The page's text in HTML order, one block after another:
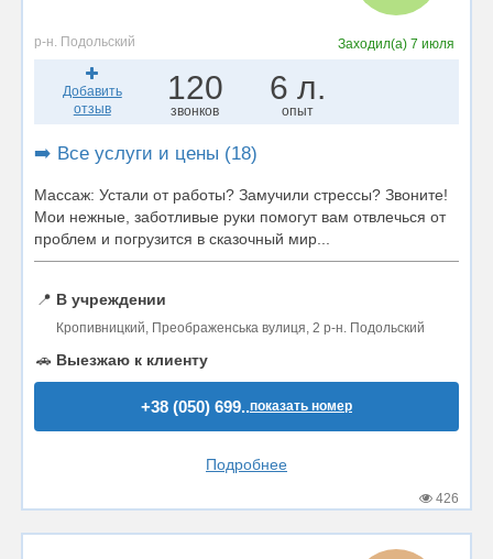
р-н. Подольский Заходил(а)7 июля
Добавить
отзыв
120
звонков
6 л.
опыт
➡️ Все услуги и цены (18)
Массаж: Устали от работы? Замучили стрессы? Звоните!
Мои нежные, заботливые руки помогут вам отвлечься от
проблем и погрузится в сказочный мир...
📍 В учреждении
Кропивницкий, Преображенська вулиця, 2 р-н. Подольский
🚗 Выезжаю к клиенту
+38 (050) 699..показать номер
Подробнее
426